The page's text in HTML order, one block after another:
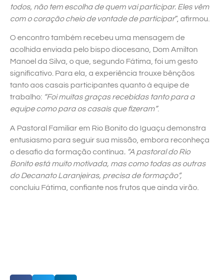
todos, não tem escolha de quem vai participar. Eles vêm
com o coração cheio de vontade de participar”, afirmou.
O encontro também recebeu uma mensagem de
acolhida enviada pelo bispo diocesano, Dom Amilton
Manoel da Silva, o que, segundo Fátima, foi um gesto
significativo. Para ela, a experiência trouxe bênçãos
tanto aos casais participantes quanto à equipe de
trabalho: “Foi muitas graças recebidas tanto para a
equipe como para os casais que fizeram”.
A Pastoral Familiar em Rio Bonito do Iguaçu demonstra
entusiasmo para seguir sua missão, embora reconheça
o desafio da formação contínua. “A pastoral do Rio
Bonito está muito motivada, mas como todas as outras
do Decanato Laranjeiras, precisa de formação”,
concluiu Fátima, confiante nos frutos que ainda virão.